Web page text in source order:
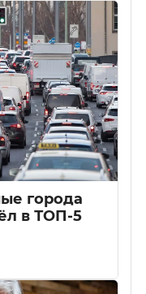
города
в ТОП-5